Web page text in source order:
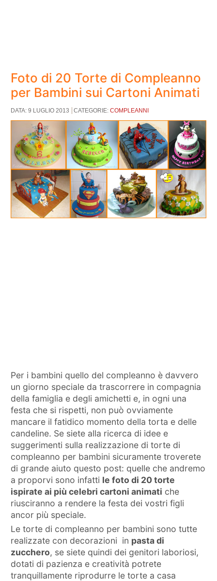
Foto di 20 Torte di Compleanno
per Bambini sui Cartoni Animati
DATA: 9 LUGLIO 2013 CATEGORIE:COMPLEANNI
Per i bambini quello del compleanno è davvero
un giorno speciale da trascorrere in compagnia
della famiglia e degli amichetti e, in ogni una
festa che si rispetti, non può ovviamente
mancare il fatidico momento della torta e delle
candeline. Se siete alla ricerca di idee e
suggerimenti sulla realizzazione di torte di
compleanno per bambini sicuramente troverete
di grande aiuto questo post: quelle che andremo
a proporvi sono infatti le foto di 20 torte
ispirate ai più celebri cartoni animati che
riusciranno a rendere la festa dei vostri figli
ancor più speciale.
Le torte di compleanno per bambini sono tutte
realizzate con decorazioni in pasta di
zucchero, se siete quindi dei genitori laboriosi,
dotati di pazienza e creatività potrete
tranquillamente riprodurre le torte a casa